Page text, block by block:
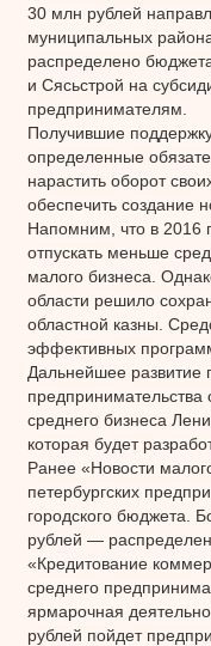
30 млн рублей
муниципальных
распределено
и Сясьстрой на
предпринимателям.
Получившие
определенные
нарастить оборот
обеспечить создание
Напомним, что в 2016
отпускать меньше
малого бизнеса.
области решило
областной казны.
эффективных
Дальнейшее развитие
предпринимательства
среднего бизнеса
которая будет
Ранее «Новости
петербургских
городского бюджета.
рублей —
«Кредитование
среднего
ярмарочная
рублей пойдет